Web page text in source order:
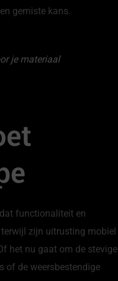
gemiste kans.
je materiaal
functionaliteit en
zijn uitrusting mobiel
het nu gaat om de stevige
of de weersbestendige